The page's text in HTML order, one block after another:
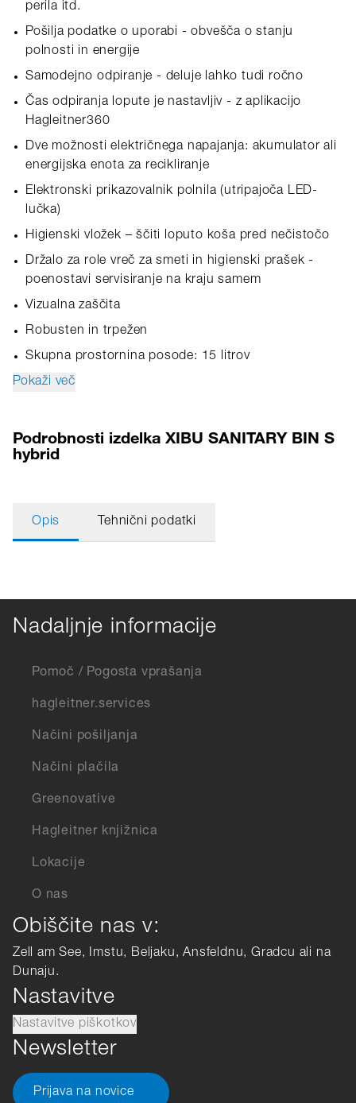
perila itd.
Pošilja podatke o uporabi - obvešča o stanju
polnosti in energije
Samodejno odpiranje - deluje lahko tudi ročno
Čas odpiranja lopute je nastavljiv - z aplikacijo
Hagleitner360
Dve možnosti električnega napajanja: akumulator ali
energijska enota za recikliranje
Elektronski prikazovalnik polnila (utripajoča LED-
lučka)
Higienski vložek – ščiti loputo koša pred nečistočo
Držalo za role vreč za smeti in higienski prašek -
poenostavi servisiranje na kraju samem
Vizualna zaščita
Robusten in trpežen
Skupna prostornina posode: 15 litrov
Pokaži več
Podrobnosti izdelka XIBU SANITARY BIN S
hybrid
Opis Tehnični podatki
Nadaljnje informacije
Pomoč / Pogosta vprašanja
hagleitner.services
Načini pošiljanja
Načini plačila
Greenovative
Hagleitner knjižnica
Lokacije
O nas
Obiščite nas v:
Zell am See, Imstu, Beljaku, Ansfeldnu, Gradcu ali na
Dunaju.
Nastavitve
Nastavitve piškotkov
Newsletter
Prijava na novice